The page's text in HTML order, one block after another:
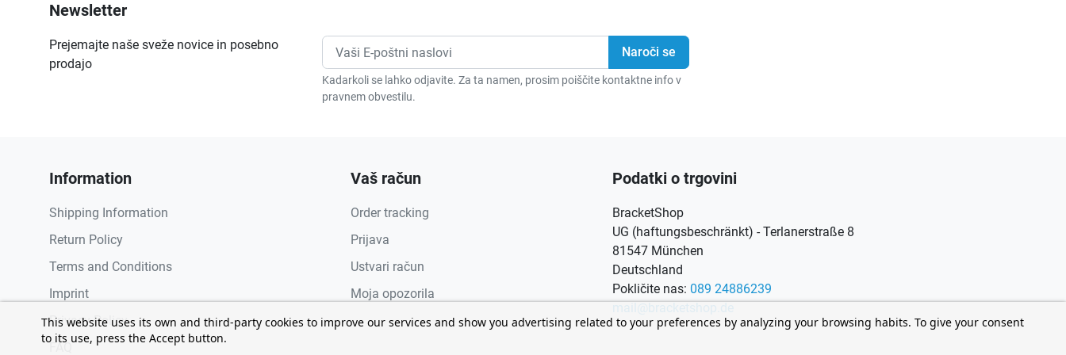
Newsletter
Prejemajte naše sveže novice in posebno
prodajo
Kadarkoli se lahko odjavite. Za ta namen, prosim poiščite kontaktne info v
pravnem obvestilu.
Information
Shipping Information
Return Policy
Terms and Conditions
Imprint
Privacy Policy
FAQ
Vaš račun
Order tracking
Prijava
Ustvari račun
Moja opozorila
Podatki o trgovini
BracketShop
UG (haftungsbeschränkt) - Terlanerstraße 8
81547 München
Deutschland
Pokličite nas: 089 24886239
This website uses its own and third-party cookies to improve our services and show you advertising related to your preferences by analyzing your browsing habits. To give your consent
to its use, press the Accept button.